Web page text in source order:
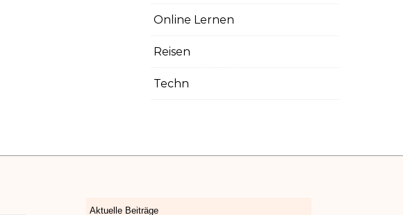
Online Lernen
Reisen
Techn
Aktuelle Beiträge